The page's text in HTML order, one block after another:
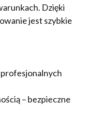
Dzięki
jest szybkie
profesjonalnych
– bezpieczne